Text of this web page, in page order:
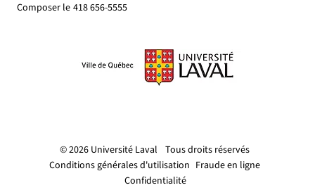
© 2026 Université Laval Tous droits réservés
Conditions générales d'utilisation Fraude en ligne
Confidentialité
Composer le 418 656-5555